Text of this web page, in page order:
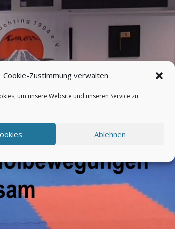
Cookie-Zustimmung verwalten
um unsere Website und unseren Service zu
Ablehnen